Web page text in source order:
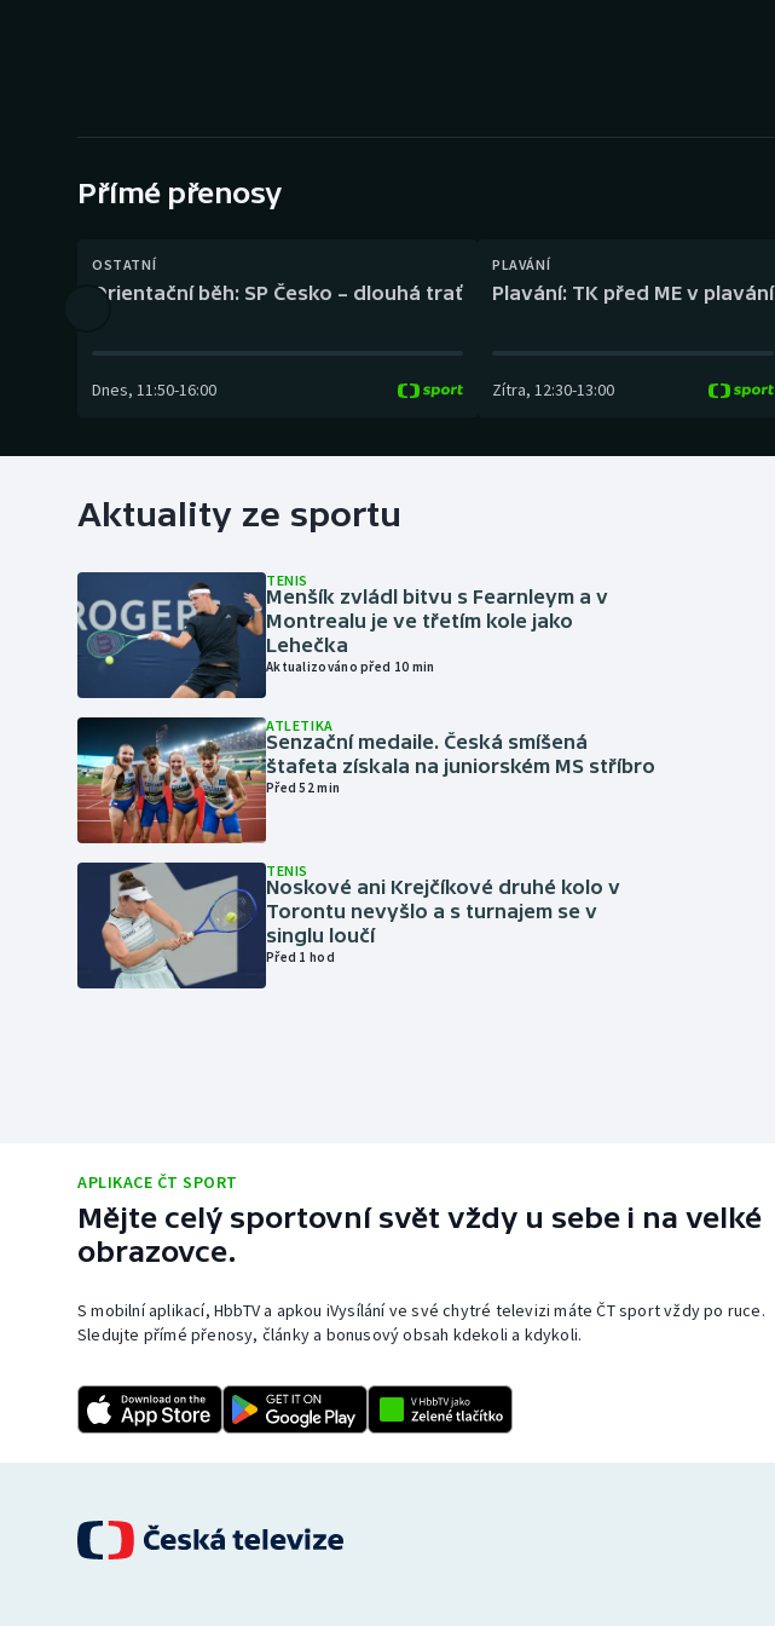
Gymnastika Plážový volejbal
Přímé přenosy
OSTATNÍ
Orientační běh: SP Česko – dlouhá trať
Dnes, 11:50-16:00
PLAVÁNÍ
Plavání: TK před ME v plavání
Zítra, 12:30-13:00
Aktuality ze sportu
TENIS
Menšík zvládl bitvu s Fearnleym a v
Montrealu je ve třetím kole jako
Lehečka
Aktualizováno před 10 min
ATLETIKA
Senzační medaile. Česká smíšená
štafeta získala na juniorském MS stříbro
Před 52 min
TENIS
Noskové ani Krejčíkové druhé kolo v
Torontu nevyšlo a s turnajem se v
singlu loučí
Před 1 hod
APLIKACE ČT SPORT
Mějte celý sportovní svět vždy u sebe i na velké
obrazovce.
S mobilní aplikací, HbbTV a apkou iVysílání ve své chytré televizi máte ČT sport vždy po ruce.
Sledujte přímé přenosy, články a bonusový obsah kdekoli a kdykoli.